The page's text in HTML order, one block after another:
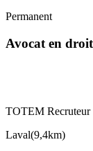
Permanent
Avocat en
TOTEM Recruteur
Laval(9,4km)